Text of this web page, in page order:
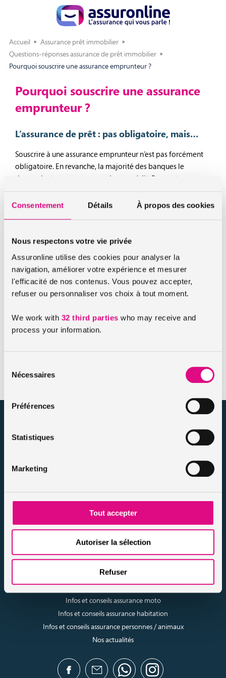
Consentement Détails À propos des cookies
Nous respectons votre vie privée
Assuronline utilise des cookies pour analyser la
navigation, améliorer votre expérience et mesurer
l'efficacité de nos contenus. Vous pouvez accepter,
refuser ou personnaliser vos choix à tout moment.
We work with 32 third parties who may receive and
process your information.
Nécessaires
Préférences
Statistiques
Marketing
Tout accepter
Autoriser la sélection
Refuser
Accueil
Assurance prêt immobilier
Questions-réponses assurance de prêt immobilier
Pourquoi souscrire une assurance emprunteur ?
Pourquoi souscrire une assurance
emprunteur ?
L’assurance de prêt : pas obligatoire, mais…
Souscrire à une assurance emprunteur n’est pas forcément
obligatoire. En revanche, la majorité des banques le
demandent pour vous accorder un crédit. Pour votre
remboursement de votre emprunt immobilier.
Une sécurité pour la continuité des
remboursements
L’assurance emprunteur garantit le remboursement des
échéances du prêt immobilier. En général, un crédit se
rembourse sur le long terme et durant cette longue période,
(maladie, invalidité, divorce, chômage ou encore décès). Si
une situation prévue dans votre contrat d’assurance de prêt
sur internet spécialisé en IARD et en assurances de personnes
Notre FAQ assurance
Conseils assurance auto malussés
Conseils assurance voiture sans permis
Conseils assurance auto tous risques
Infos et conseils assurance auto
Infos et conseils assurance moto
Infos et conseils assurance habitation
Infos et conseils assurance personnes / animaux
Nos actualités